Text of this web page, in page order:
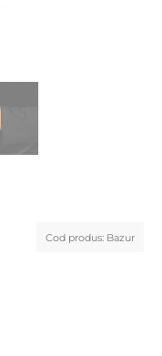
Cod produs: Bazur